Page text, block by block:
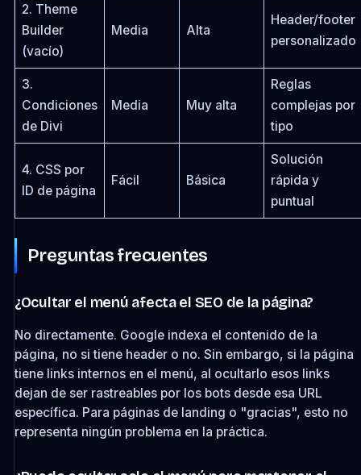
2. Theme
Builder
(vacío)
Media Alta
Header/footer
personalizado
3.
Condiciones
de Divi
Media Muy alta
Reglas
complejas por
tipo
4. CSS por
ID de página
Fácil Básica
Solución
rápida y
puntual
Preguntas frecuentes
¿Ocultar el menú afecta el SEO de la página?
No directamente. Google indexa el contenido de la
página, no si tiene header o no. Sin embargo, si la página
tiene links internos en el menú, al ocultarlo esos links
dejan de ser rastreables por los bots desde esa URL
específica. Para páginas de landing o "gracias", esto no
representa ningún problema en la práctica.